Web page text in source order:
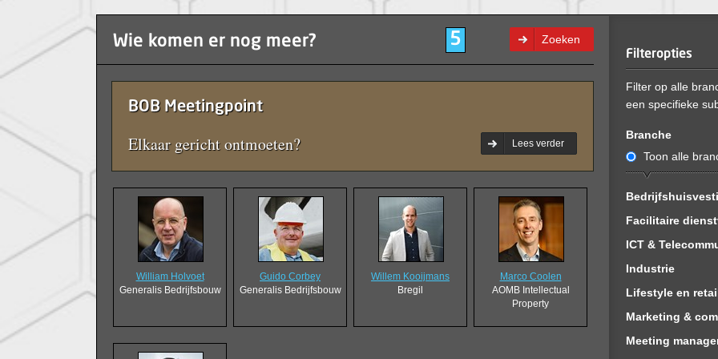
Wie komen er nog meer? 5 Zoeken
BOB Meetingpoint
Elkaar gericht ontmoeten? Lees verder
William Holvoet
Generalis Bedrijfsbouw
Guido Corbey
Generalis Bedrijfsbouw
Willem Kooijmans
Bregil
Marco Coolen
AOMB Intellectual
Property
Filteropties
Filter op alle
een specifieke
Branche
Toon alle
Toon alles
Aannemerij
Architectuur
Elektrotechniek
Interieurbouw
Facilitaire
Toon alles
Afvalverwerking
Audiovisuele
ICT &
Toon alles
Consultancy
Hardware
Industrie
Toon alles
Chemische
Houtbewerking
Lifestyle en
Toon alles
Audio- en
Marketing &
Toon alles
Meeting